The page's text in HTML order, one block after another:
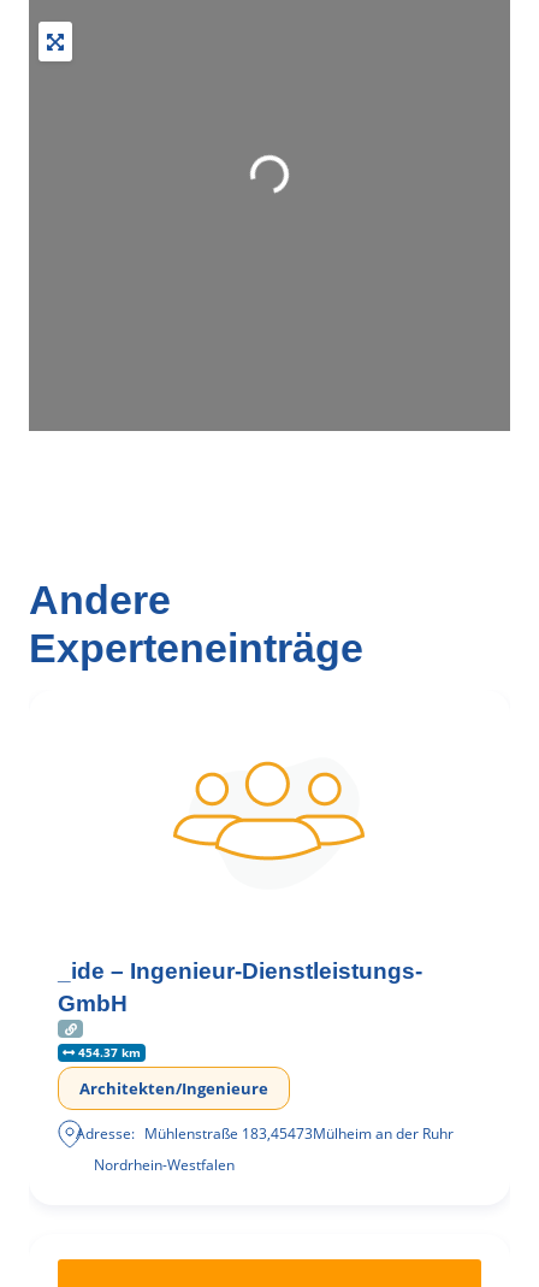
Wird geladen …
Andere
Experteneinträge
_ide – Ingenieur-Dienstleistungs-
GmbH
454.37 km
Architekten/Ingenieure
Adresse: Mühlenstraße 183,45473Mülheim an der Ruhr
Nordrhein-Westfalen